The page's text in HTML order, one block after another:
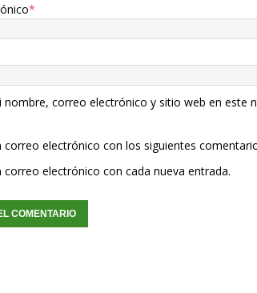
*
nombre, correo electrónico y sitio web en este
correo electrónico con los siguientes
correo electrónico con cada nueva entrada.